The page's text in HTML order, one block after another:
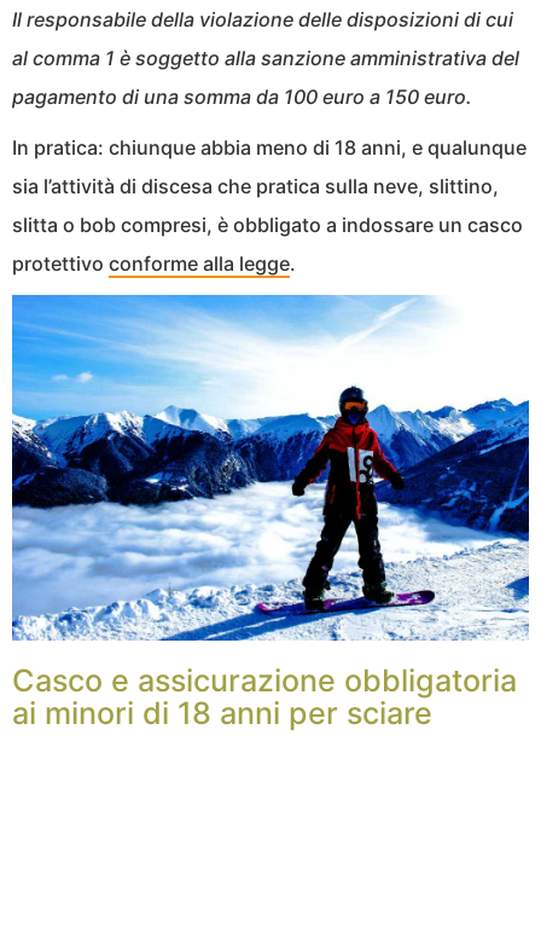
Il responsabile della violazione delle disposizioni di cui
al comma 1 è soggetto alla sanzione amministrativa del
pagamento di una somma da 100 euro a 150 euro.
In pratica: chiunque abbia meno di 18 anni, e qualunque
sia l’attività di discesa che pratica sulla neve, slittino,
slitta o bob compresi, è obbligato a indossare un casco
protettivo conforme alla legge.
Casco e assicurazione obbligatoria
ai minori di 18 anni per sciare